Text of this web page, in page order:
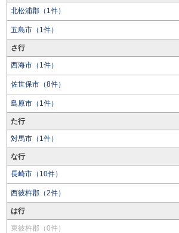
北松浦郡（1件）
五島市（1件）
さ行
西海市（1件）
佐世保市（8件）
島原市（1件）
た行
対馬市（1件）
な行
長崎市（10件）
西彼杵郡（2件）
は行
東彼杵郡（0件）